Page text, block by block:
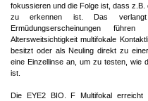
fokussieren und die Folge ist, dass
zu erkennen ist. Das
Ermüdungserscheinungen
Altersweitsichtigkeit multifokale
besitzt oder als Neuling direkt zu
eine Einzellinse an, um zu testen, wie
ist.
Die EYE2 BIO. F Multifokal